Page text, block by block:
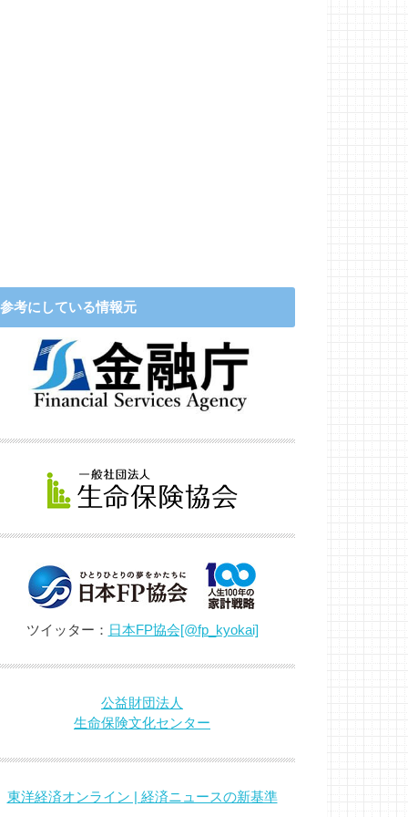
参考にしている情報元
ツイッター： 日本FP協会[@fp_kyokai]
公益財団法人
生命保険文化センター
東洋経済オンライン | 経済ニュースの新基準